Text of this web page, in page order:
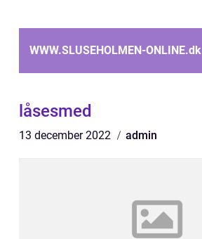
WWW.SLUSEHOLMEN-ONLINE.dk
låsesmed
13 december 2022 admin